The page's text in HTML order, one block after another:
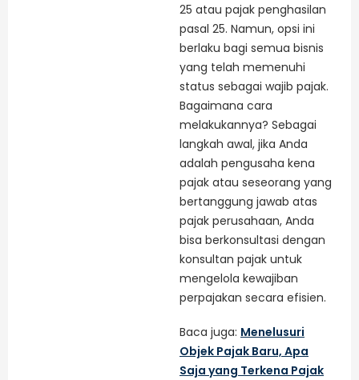
25 atau pajak penghasilan
pasal 25. Namun, opsi ini
berlaku bagi semua bisnis
yang telah memenuhi
status sebagai wajib pajak.
Bagaimana cara
melakukannya? Sebagai
langkah awal, jika Anda
adalah pengusaha kena
pajak atau seseorang yang
bertanggung jawab atas
pajak perusahaan, Anda
bisa berkonsultasi dengan
konsultan pajak untuk
mengelola kewajiban
perpajakan secara efisien.
Baca juga: Menelusuri
Objek Pajak Baru, Apa
Saja yang Terkena Pajak